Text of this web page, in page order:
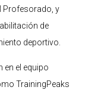
Profesorado, y
de
deportivo.
en el equipo
TrainingPeaks